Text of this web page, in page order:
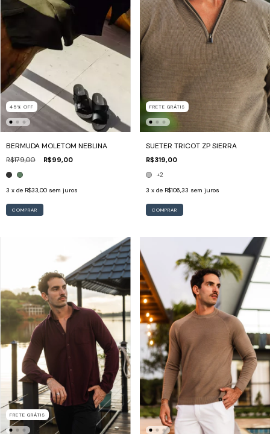
45 % OFF
BERMUDA MOLETOM NEBLINA
R$179,00 R$99,00
3 x de R$33,00 sem juros
COMPRAR
FRETE GRÁTIS
SUETER TRICOT ZP SIERRA
R$319,00
+2
3 x de R$106,33 sem juros
COMPRAR
FRETE GRÁTIS